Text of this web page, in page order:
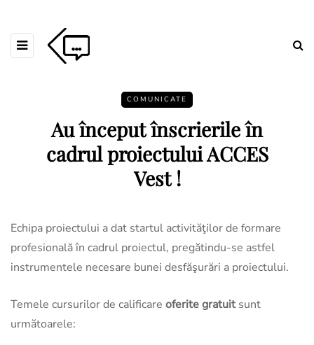
COMUNICATE
Au început înscrierile în
cadrul proiectului ACCES
Vest !
Echipa proiectului a dat startul activităţilor de formare
profesională în cadrul proiectul, pregătindu-se astfel
instrumentele necesare bunei desfăşurări a proiectului.
Temele cursurilor de calificare oferitegratuitsunt
următoarele: